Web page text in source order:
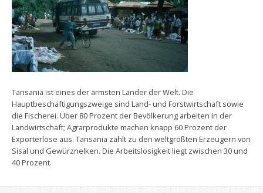
Tansania ist eines der ärmsten Länder der Welt. Die
Hauptbeschäftigungszweige sind Land- und Forstwirtschaft sowie
die Fischerei. Über 80 Prozent der Bevölkerung arbeiten in der
Landwirtschaft; Agrarprodukte machen knapp 60 Prozent der
Exporterlöse aus. Tansania zählt zu den weltgrößten Erzeugern von
Sisal und Gewürznelken. Die Arbeitslosigkeit liegt zwischen 30 und
40 Prozent.